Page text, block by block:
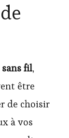
fil,
être
de choisir
à vos